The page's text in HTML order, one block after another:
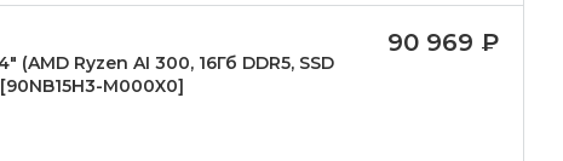
(AMD Ryzen AI 300, 16Гб DDR5, SSD
M000X0]
90 969 ₽